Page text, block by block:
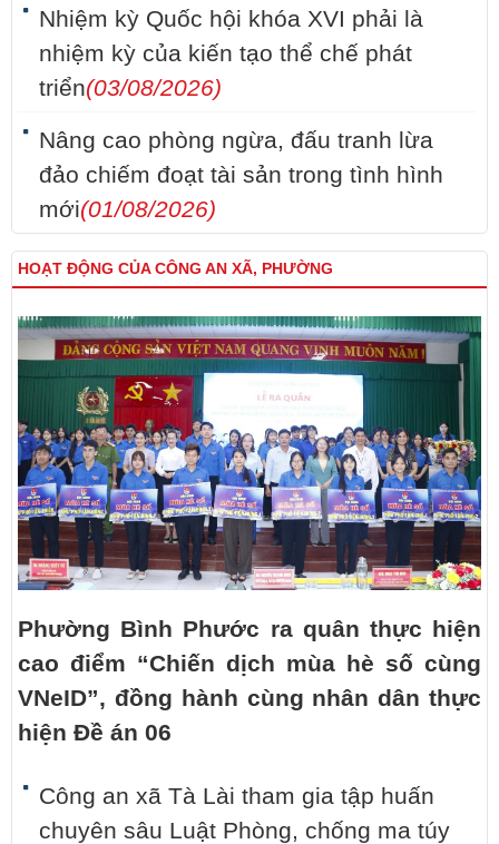
Nhiệm kỳ Quốc hội khóa XVI phải là
nhiệm kỳ của kiến tạo thể chế phát
triển(03/08/2026)
Nâng cao phòng ngừa, đấu tranh lừa
đảo chiếm đoạt tài sản trong tình hình
mới(01/08/2026)
HOẠT ĐỘNG CỦA CÔNG AN XÃ, PHƯỜNG
Phường Bình Phước ra quân thực hiện
cao điểm “Chiến dịch mùa hè số cùng
VNeID”, đồng hành cùng nhân dân thực
hiện Đề án 06
Công an xã Tà Lài tham gia tập huấn
chuyên sâu Luật Phòng, chống ma túy